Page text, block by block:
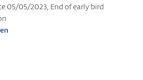
05/05/2023, End of early bird